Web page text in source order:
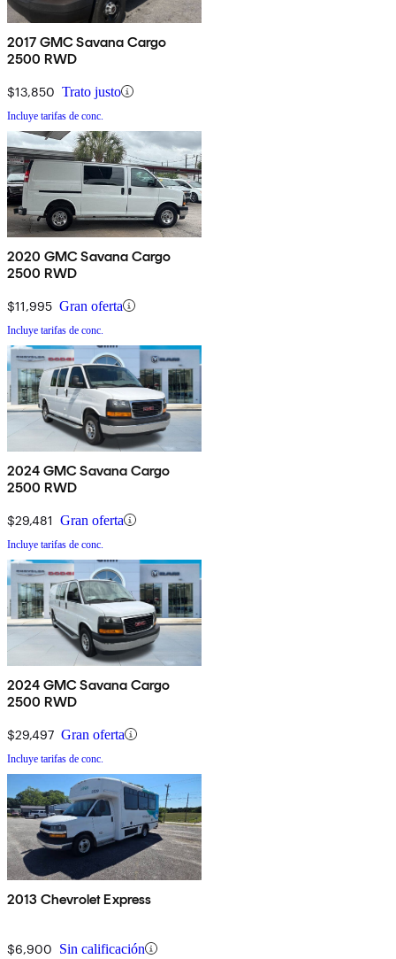
2017 GMC Savana Cargo
2500 RWD
$13,850 Trato justo
Incluye tarifas de conc.
2020 GMC Savana Cargo
2500 RWD
$11,995 Gran oferta
Incluye tarifas de conc.
2024 GMC Savana Cargo
2500 RWD
$29,481 Gran oferta
Incluye tarifas de conc.
2024 GMC Savana Cargo
2500 RWD
$29,497 Gran oferta
Incluye tarifas de conc.
2013 Chevrolet Express
$6,900 Sin calificación